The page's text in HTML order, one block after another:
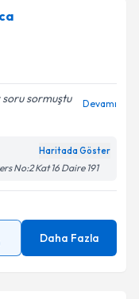
sormuştu
Devamı
Haritada Göster
No:2 Kat 16 Daire 191
Daha Fazla